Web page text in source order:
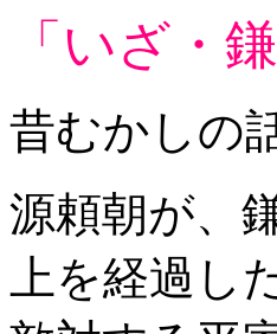
「いざ・
昔むかしの
源頼朝が、
上を経過し